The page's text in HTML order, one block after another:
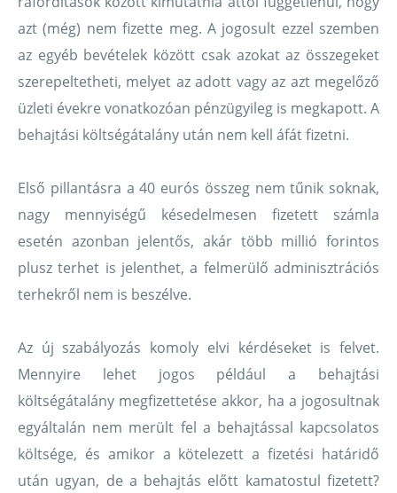
azt (még) nem fizette meg. A jogosult ezzel szemben
az egyéb bevételek között csak azokat az összegeket
szerepeltetheti, melyet az adott vagy az azt megelőző
üzleti évekre vonatkozóan pénzügyileg is megkapott. A
behajtási költségátalány után nem kell áfát fizetni.
Első pillantásra a 40 eurós összeg nem tűnik soknak,
nagy mennyiségű késedelmesen fizetett számla
esetén azonban jelentős, akár több millió forintos
plusz terhet is jelenthet, a felmerülő adminisztrációs
terhekről nem is beszélve.
Az új szabályozás komoly elvi kérdéseket is felvet.
Mennyire lehet jogos például a behajtási
költségátalány megfizettetése akkor, ha a jogosultnak
egyáltalán nem merült fel a behajtással kapcsolatos
költsége, és amikor a kötelezett a fizetési határidő
után ugyan, de a behajtás előtt kamatostul fizetett?